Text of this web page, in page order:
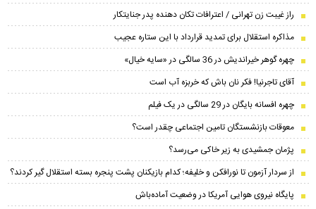
راز غیبت زن تهرانی / اعترافات تکان دهنده پدر جنایتکار
مذاکره استقلال برای تمدید قرارداد با این ستاره عجیب
چهره گوهر خیراندیش در 36 سالگی در «سایه خیال»
آقای تاجرنیا! فکر نان باش که خربزه آب است
چهره افسانه بایگان در 29 سالگی در یک فیلم
معوقات بازنشستگان تامین اجتماعی چقدر است؟
پژمان جمشیدی به زیر خاکی می‌رسد؟
از سردار آزمون تا نورافکن و خلیفه؛ کدام بازیکنان پشت پنجره بسته استقلال گیر کردند؟
پایگاه نیروی هوایی آمریکا در وضعیت آماده‌باش